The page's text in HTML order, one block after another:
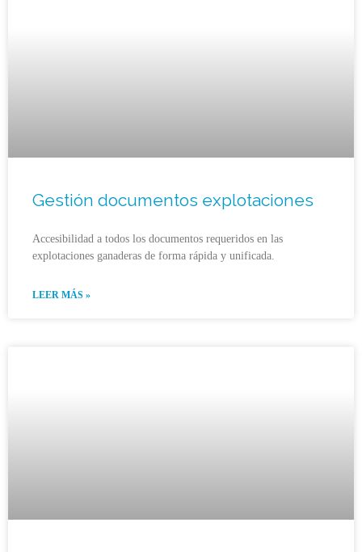
Gestión documentos explotaciones
Accesibilidad a todos los documentos requeridos en las
explotaciones ganaderas de forma rápida y unificada.
LEER MÁS »